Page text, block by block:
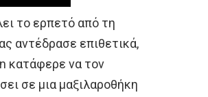
το ερπετό από τη
αντέδρασε επιθετικά,
κατάφερε να τον
σε μια μαξιλαροθήκη